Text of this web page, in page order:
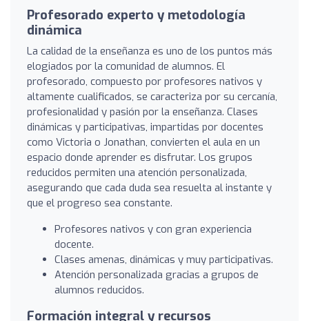
Profesorado experto y metodología
dinámica
La calidad de la enseñanza es uno de los puntos más
elogiados por la comunidad de alumnos. El
profesorado, compuesto por profesores nativos y
altamente cualificados, se caracteriza por su cercanía,
profesionalidad y pasión por la enseñanza. Clases
dinámicas y participativas, impartidas por docentes
como Victoria o Jonathan, convierten el aula en un
espacio donde aprender es disfrutar. Los grupos
reducidos permiten una atención personalizada,
asegurando que cada duda sea resuelta al instante y
que el progreso sea constante.
Profesores nativos y con gran experiencia
docente.
Clases amenas, dinámicas y muy participativas.
Atención personalizada gracias a grupos de
alumnos reducidos.
Formación integral y recursos